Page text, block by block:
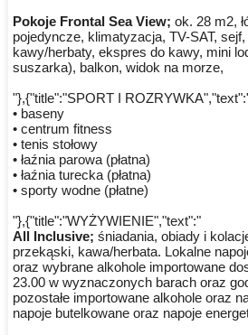
Pokoje Frontal Sea View; ok. 28 m2,
pojedyncze, klimatyzacja, TV-SAT,
kawy/herbaty, ekspres do kawy, mini
suszarka), balkon, widok na morze,
"},{"title":"SPORT I
• baseny
• centrum fitness
• tenis stołowy
• łaźnia parowa (płatna)
• łaźnia turecka (płatna)
• sporty wodne (płatne)
"},{"title":"WYŻYWIENIE","text":"
All Inclusive; śniadania, obiady i
przekąski, kawa/herbata. Lokalne
oraz wybrane alkohole importowane
23.00 w wyznaczonych barach oraz
pozostałe importowane alkohole oraz
napoje butelkowane oraz napoje